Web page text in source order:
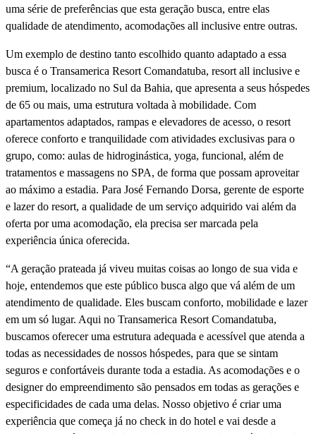
uma série de preferências que esta geração busca, entre elas
qualidade de atendimento, acomodações all inclusive entre outras.
Um exemplo de destino tanto escolhido quanto adaptado a essa
busca é o Transamerica Resort Comandatuba, resort all inclusive e
premium, localizado no Sul da Bahia, que apresenta a seus hóspedes
de 65 ou mais, uma estrutura voltada à mobilidade. Com
apartamentos adaptados, rampas e elevadores de acesso, o resort
oferece conforto e tranquilidade com atividades exclusivas para o
grupo, como: aulas de hidroginástica, yoga, funcional, além de
tratamentos e massagens no SPA, de forma que possam aproveitar
ao máximo a estadia. Para José Fernando Dorsa, gerente de esporte
e lazer do resort, a qualidade de um serviço adquirido vai além da
oferta por uma acomodação, ela precisa ser marcada pela
experiência única oferecida.
“A geração prateada já viveu muitas coisas ao longo de sua vida e
hoje, entendemos que este público busca algo que vá além de um
atendimento de qualidade. Eles buscam conforto, mobilidade e lazer
em um só lugar. Aqui no Transamerica Resort Comandatuba,
buscamos oferecer uma estrutura adequada e acessí­vel que atenda a
todas as necessidades de nossos hóspedes, para que se sintam
seguros e confortáveis durante toda a estadia. As acomodações e o
designer do empreendimento são pensados em todas as gerações e
especificidades de cada uma delas. Nosso objetivo é criar uma
experiência que começa já no check in do hotel e vai desde a